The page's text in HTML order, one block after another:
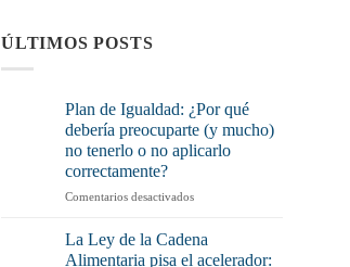
ÚLTIMOS POSTS
Plan de Igualdad: ¿Por qué
debería preocuparte (y mucho)
no tenerlo o no aplicarlo
correctamente?
Comentarios desactivadosen
La Ley de la Cadena
Alimentaria pisa el acelerador: